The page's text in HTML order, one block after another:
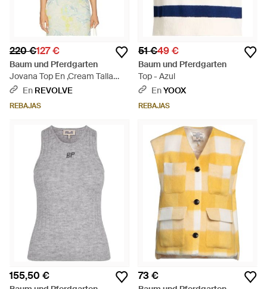
220 €127 €
Baum und Pferdgarten
Jovana Top En ,Cream Talla
(También En S, Xs, M, Xl) -
En REVOLVE
REBAJAS
51 €49 €
Baum und Pferdgarten
Top - Azul
EnYOOX
REBAJAS
155,50 € 73 €